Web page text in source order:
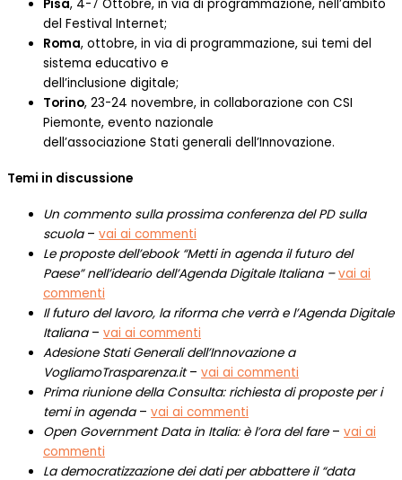
Pisa, 4-7 Ottobre, in via di programmazione, nell’ambito
del Festival Internet;
Roma, ottobre, in via di programmazione, sui temi del
sistema educativo e
dell’inclusione digitale;
Torino, 23-24 novembre, in collaborazione con CSI
Piemonte, evento nazionale
dell’associazione Stati generali dell’Innovazione.
Temi in discussione
Un commento sulla prossima conferenza del PD sulla
scuola– vai ai commenti
Le proposte dell’ebook “Metti in agenda il futuro del
Paese” nell’ideario dell’Agenda Digitale Italiana –vai ai
commenti
Il futuro del lavoro, la riforma che verrà e l’Agenda Digitale
Italiana – vai ai commenti
Adesione Stati Generali dell’Innovazione a
VogliamoTrasparenza.it– vai ai commenti
Prima riunione della Consulta: richiesta di proposte per i
temi in agenda– vai ai commenti
Open Government Data in Italia: è l’ora del fare– vai ai
commenti
La democratizzazione dei dati per abbattere il “data